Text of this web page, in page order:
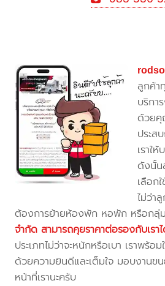
ลูกค้า
บริกา
ด้วย
ประส
เราใ
ดังนั้น
เลือก
ไม่ว่า
ต้องการย้ายห้องพัก หอพัก หรือกลุ่
จำกัด สามารถคุยราคาต่อรองกับเรา
ประเภทไม่ว่าจะหนักหรือเบา เราพร้อ
ด้วยความยินดีและเต็มใจ มอบงานข
หน้าที่เรานะครับ